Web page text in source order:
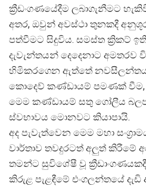
ක්රීඩංගණයේදීම ලබාගැනීමට
අතර, ඔවුන් අවස්ථා තුනකදී
පත්වීමට සිදුවිය. සමස්ත ක්රිකට්
දැවැන්තයන් දෙදෙනාට
හිමිකරගෙන ඇත්තේ
කොදෙව් කණ්ඩායම් පමණක් වීම,
මෙම කණ්ඩායම් සතු ගෝලීය
ස්වභාවය මොනවට කියාපායි.
අද පැවැත්වෙන මෙම මහා සංග්
වාර්‌තාව තවදුරටත් අලුත් කිරීමේ
තමන්ට සුවිශේෂී වූ ක්
කිරුළ පැළඳීමේ එංගලන්තයේ